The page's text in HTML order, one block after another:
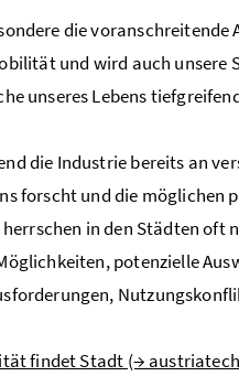
die
und wird auch unsere
unseres Lebens
die Industrie bereits an
forscht und die möglichen
in den Städten oft
potenzielle
findet Stadt (→